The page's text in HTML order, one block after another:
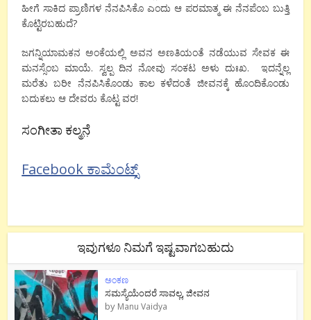
ಹೀಗೆ ಸಾಕಿದ ಪ್ರಾಣಿಗಳ ನೆನಪಿಸಿಕೊ ಎಂದು ಆ ಪರಮಾತ್ಮ ಈ ನೆನಪೆಂಬ ಬುತ್ತಿ
ಕೊಟ್ಟಿರಬಹುದೆ?
ಜಗನ್ನಿಯಾಮಕನ ಅಂಕೆಯಲ್ಲಿ ಅವನ ಅಣತಿಯಂತೆ ನಡೆಯುವ ಸೇವಕ ಈ
ಮನಸ್ಸೆಂಬ ಮಾಯೆ. ಸ್ವಲ್ಪ ದಿನ ನೋವು ಸಂಕಟ ಅಳು ದುಃಖ. ಇದನ್ನೆಲ್ಲ
ಮರೆತು ಬರೀ ನೆನಪಿಸಿಕೊಂಡು ಕಾಲ ಕಳೆದಂತೆ ಜೀವನಕ್ಕೆ ಹೊಂದಿಕೊಂಡು
ಬದುಕಲು ಆ ದೇವರು ಕೊಟ್ಟ ವರ!
ಸಂಗೀತಾ ಕಲ್ಮನೆ಼
Facebook ಕಾಮೆಂಟ್ಸ್
ಇವುಗಳೂ ನಿಮಗೆ ಇಷ್ಟವಾಗಬಹುದು
ಅಂಕಣ
ಸಮಸ್ಯೆಯೆಂದರೆ ಸಾವಲ್ಲ, ಜೀವನ
by Manu Vaidya